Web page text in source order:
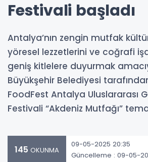
Festivali başladı
Antalya’nın zengin mutfak
yöresel lezzetlerini ve coğrafi
geniş kitlelere duyurmak
Büyükşehir Belediyesi
FoodFest Antalya Uluslararası
Festivali “Akdeniz Mutfağı”
145 OKUNMA
09-05-2025 20:35
Güncelleme : 09-05-